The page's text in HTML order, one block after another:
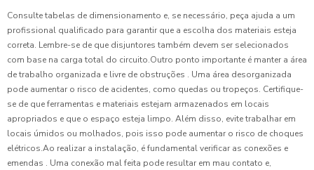
Consulte tabelas de dimensionamento e, se necessário, peça ajuda a um
profissional qualificado para garantir que a escolha dos materiais esteja
correta. Lembre-se de que disjuntores também devem ser selecionados
com base na carga total do circuito.Outro ponto importante é manter a área
de trabalho organizada e livre de obstruções . Uma área desorganizada
pode aumentar o risco de acidentes, como quedas ou tropeços. Certifique-
se de que ferramentas e materiais estejam armazenados em locais
apropriados e que o espaço esteja limpo. Além disso, evite trabalhar em
locais úmidos ou molhados, pois isso pode aumentar o risco de choques
elétricos.Ao realizar a instalação, é fundamental verificar as conexões e
emendas . Uma conexão mal feita pode resultar em mau contato e,